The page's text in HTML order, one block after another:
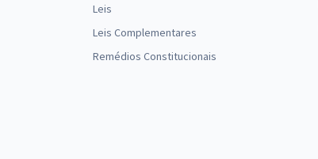
Leis
Leis Complementares
Remédios Constitucionais